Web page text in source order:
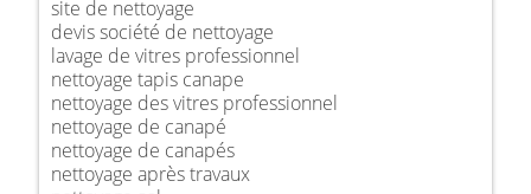
site de nettoyage
devis société de nettoyage
lavage de vitres professionnel
nettoyage tapis canape
nettoyage des vitres professionnel
nettoyage de canapé
nettoyage de canapés
nettoyage après travaux